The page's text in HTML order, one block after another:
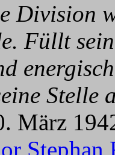
Division
Füllt
Stelle
März
Stephan